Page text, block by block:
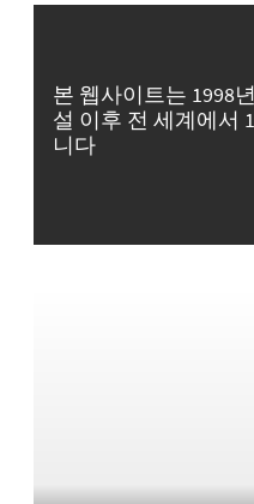
본 웹사이트는 1998
설 이후 전 세계에서
니다